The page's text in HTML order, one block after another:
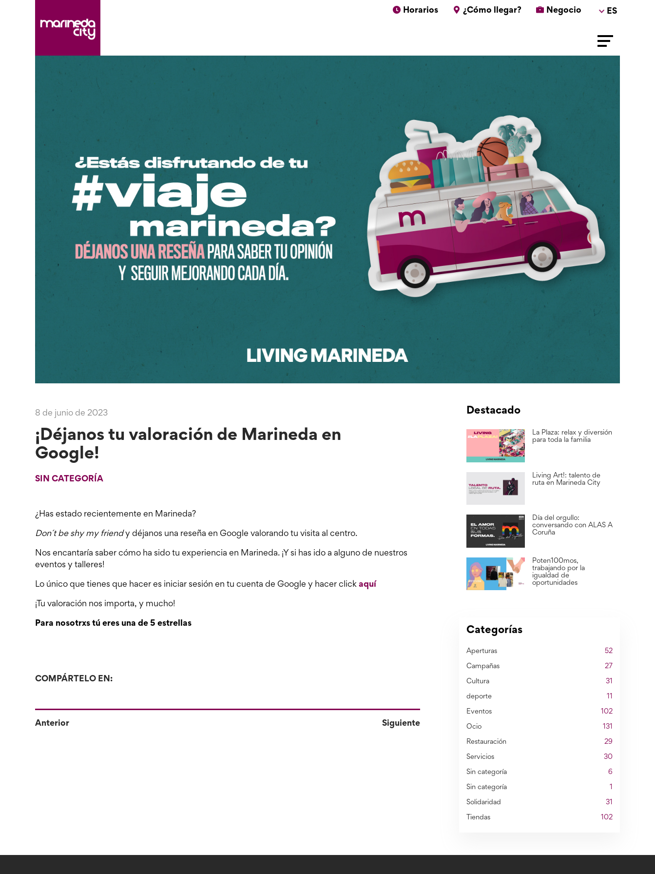
Horarios ¿Cómo llegar? Negocio ES
8 de junio de 2023
¡Déjanos tu valoración de Marineda en
Google!
SIN CATEGORÍA
¿Has estado recientemente en Marineda?
Don´t be shy my friendy déjanos una reseña en Google valorando tu visita al centro.
Nos encantaría saber cómo ha sido tu experiencia en Marineda. ¡Y si has ido a alguno de nuestros
eventos y talleres!
Lo único que tienes que hacer es iniciar sesión en tu cuenta de Google y hacer click aquí
¡Tu valoración nos importa, y mucho!
Para nosotrxs tú eres una de 5 estrellas
COMPÁRTELO EN:
Anterior Siguiente
Destacado
La Plaza: relax y diversión
para toda la familia
Living Art!: talento de
ruta en Marineda City
Día del orgullo:
conversando con ALAS A
Coruña
Poten100mos,
trabajando por la
igualdad de
oportunidades
Categorías
Aperturas 52
Campañas 27
Cultura 31
deporte 11
Eventos 102
Ocio 131
Restauración 29
Servicios 30
Sin categoría 6
Sin categoría 1
Solidaridad 31
Tiendas 102